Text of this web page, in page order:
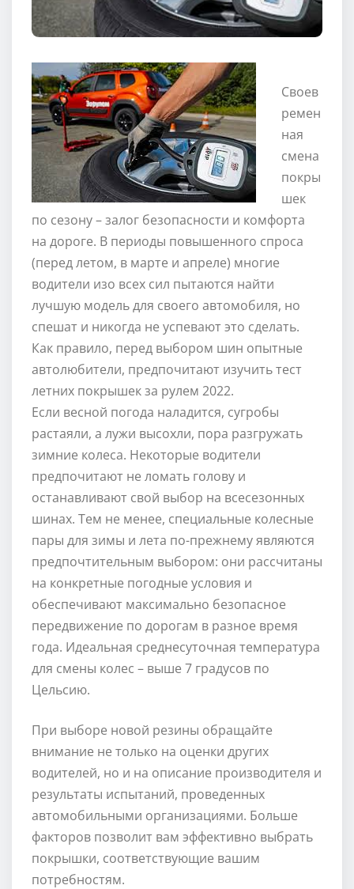
Своев
ремен
ная
смена
покры
шек
по сезону – залог безопасности и комфорта
на дороге. В периоды повышенного спроса
(перед летом, в марте и апреле) многие
водители изо всех сил пытаются найти
лучшую модель для своего автомобиля, но
спешат и никогда не успевают это сделать.
Как правило, перед выбором шин опытные
автолюбители, предпочитают изучить тест
летних покрышек за рулем 2022.
Если весной погода наладится, сугробы
растаяли, а лужи высохли, пора разгружать
зимние колеса. Некоторые водители
предпочитают не ломать голову и
останавливают свой выбор на всесезонных
шинах. Тем не менее, специальные колесные
пары для зимы и лета по-прежнему являются
предпочтительным выбором: они рассчитаны
на конкретные погодные условия и
обеспечивают максимально безопасное
передвижение по дорогам в разное время
года. Идеальная среднесуточная температура
для смены колес – выше 7 градусов по
Цельсию.
При выборе новой резины обращайте
внимание не только на оценки других
водителей, но и на описание производителя и
результаты испытаний, проведенных
автомобильными организациями. Больше
факторов позволит вам эффективно выбрать
покрышки, соответствующие вашим
потребностям.